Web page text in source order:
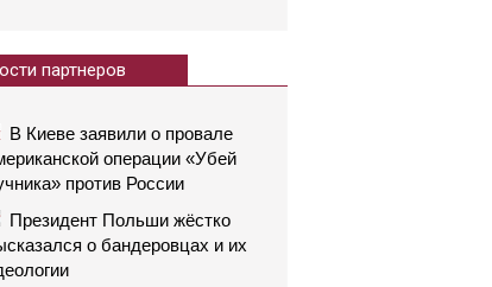
партнеров
В Киеве заявили о провале
операции «Убей
против России
Президент Польши жёстко
о бандеровцах и их